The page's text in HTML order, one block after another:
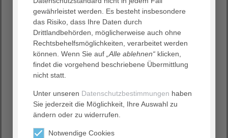
erfolgen vor den ersten selbstständigen Einsätzen auf
dem Notarzteinsatzfahrtzeug viele Einsätze unter
Anleitung und Aufsicht durch langjährig erfahrene
Notärzt:innen. Dabei stehen das interdisziplinäre
Vorgehen und der breite Wissenserwerb im Vordergrund.
So lernt z.B. der:die Internist:in von dem:der klinischen
Akut- und Notfallmediziner:in und der:die Chirurg:in von
dem:der Anästhesisten:Anästhesistin. Regelmäßige
hausinterne- und externe notfallmedizinische
Fortbildungen sichern aktuelles Wissen. Verpflichtende
berufsgruppenübergreifende jährliche Fortbildungen mit
stellen ein ergänzendes Element dar – Notfallmedizin ist
gewährleistet werden. Es besteht insbesondere
das Risiko, dass Ihre Daten durch
Drittlandbehörden, möglicherweise auch ohne
Rechtsbehelfsmöglichkeiten, verarbeitet werden
können. Wenn Sie auf „Alle ablehnen“ klicken,
findet die vorgehend beschriebene Übermittlung
nicht statt.
Unter unseren Datenschutzbestimmungen haben
Sie jederzeit die Möglichkeit, Ihre Auswahl zu
ändern oder zu widerrufen.
Notwendige Cookies